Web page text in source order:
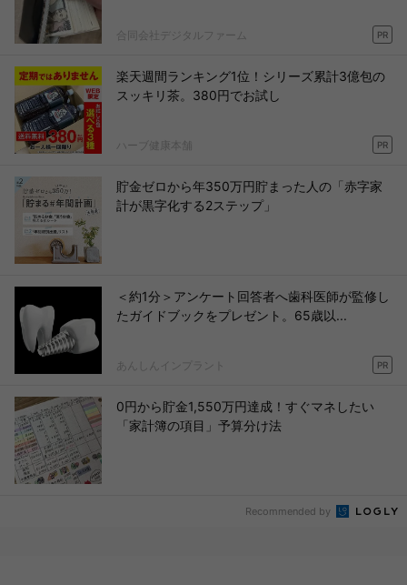
合同会社デジタルファーム PR
楽天週間ランキング1位！シリーズ累計3億包の
スッキリ茶。380円でお試し
ハーブ健康本舗 PR
貯金ゼロから年350万円貯まった人の「赤字家
計が黒字化する2ステップ」
＜約1分＞アンケート回答者へ歯科医師が監修し
たガイドブックをプレゼント。65歳以...
あんしんインプラント PR
0円から貯金1,550万円達成！すぐマネしたい
「家計簿の項目」予算分け法
Recommended by